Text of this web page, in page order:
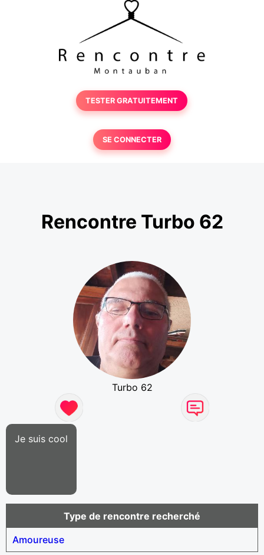
TESTER GRATUITEMENT
SE CONNECTER
Rencontre Turbo 62
Turbo 62
Je suis cool
Type de rencontre recherché
Amoureuse